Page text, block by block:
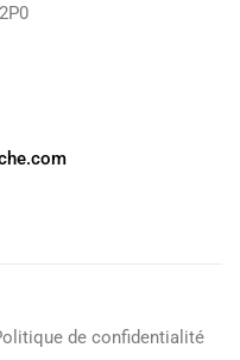
de confidentialité